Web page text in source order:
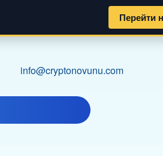
Перейти
info@cryptonovunu.com